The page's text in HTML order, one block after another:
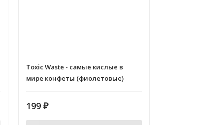
Toxic Waste - самые кислые в
мире конфеты (фиолетовые)
199₽